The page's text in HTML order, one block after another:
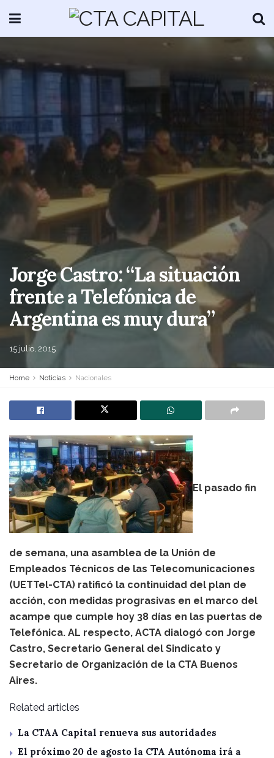
Jorge Castro: “La situación
frente a Telefónica de
Argentina es muy dura”
15 julio, 2015
Home Noticias Nacionales
El pasado fin
de semana, una asamblea de la Unión de
Empleados Técnicos de las Telecomunicaciones
(UETTel-CTA) ratificó la continuidad del plan de
acción, con medidas prograsivas en el marco del
acampe que cumple hoy 38 días en las puertas de
Telefónica. AL respecto, ACTA dialogó con Jorge
Castro, Secretario General del Sindicato y
Secretario de Organización de la CTA Buenos
Aires.
Related articles
La CTAA Capital renueva sus autoridades
El próximo 20 de agosto la CTA Autónoma irá a